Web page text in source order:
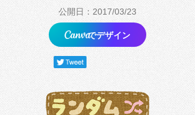
公開日：2017/03/23
でデザイン